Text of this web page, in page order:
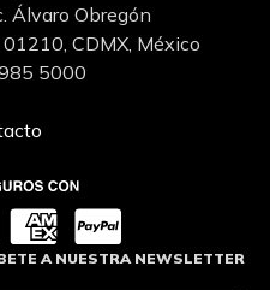
Álvaro Obregón
01210, CDMX, México
5000
A NUESTRA NEWSLETTER